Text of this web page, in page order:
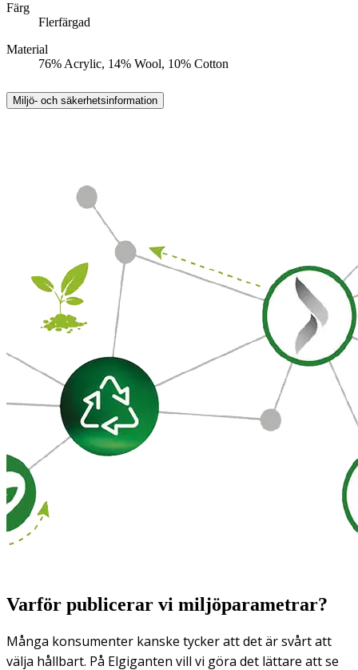
Färg
Flerfärgad
Material
76% Acrylic, 14% Wool, 10% Cotton
Miljö- och säkerhetsinformation
Varför publicerar vi miljöparametrar?
Många konsumenter kanske tycker att det är svårt att
välja hållbart. På Elgiganten vill vi göra det lättare att se